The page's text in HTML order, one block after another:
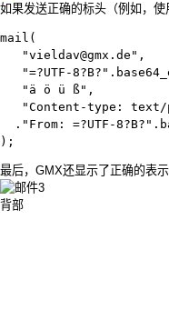
如果发送正确的标头（例如，使
mail(
"vieldav@gmx.de",
"=?UTF-
"ä ö ü ß",
"Content-type:
."From: =?UTF-
);
最后，GMX还显示了正确的表
背部